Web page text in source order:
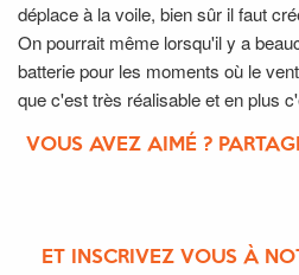
déplace à la voile, bien sûr il faut
On pourrait même lorsqu'il y a
batterie pour les moments où le
que c'est très réalisable et en plus
VOUS AVEZ AIMÉ ?
ET INSCRIVEZ VOUS À